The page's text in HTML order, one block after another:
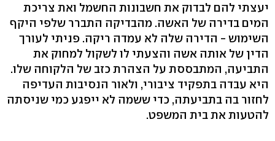
יעצתי להם לבדוק את חשבונות החשמל ואת צריכת
המים בדירה של האשה. מהבדיקה התברר שלפי היקף
השימוש - הדירה שלה לא עמדה ריקה. פניתי לעורך
הדין של אותה אשה והצעתי לו לשקול למחוק את
התביעה, המתבססת על הצהרת כזב של הלקוחה שלו.
היא עבדה בתפקיד ציבורי, ולאור הנסיבות העדיפה
לחזור בה בתביעתה, כדי ששמה לא ייפגע כמי שניסתה
להטעות את בית המשפט.